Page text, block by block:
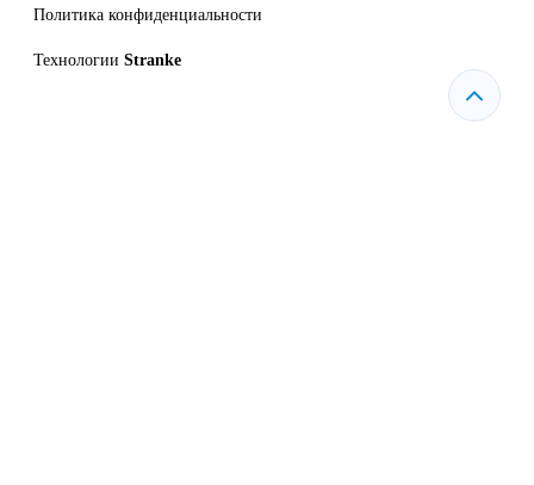
Политика конфиденциальности
Технологии Stranke